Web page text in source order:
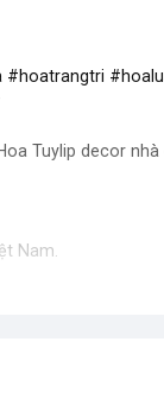
Tuylip decor
Nam.